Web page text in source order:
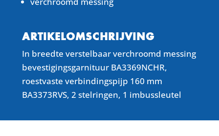
ARTIKELOMSCHRIJVING
In breedte verstelbaar verchroomd messing
bevestigingsgarnituur BA3369NCHR,
roestvaste verbindingspijp 160 mm
BA3373RVS, 2 stelringen, 1 imbussleutel